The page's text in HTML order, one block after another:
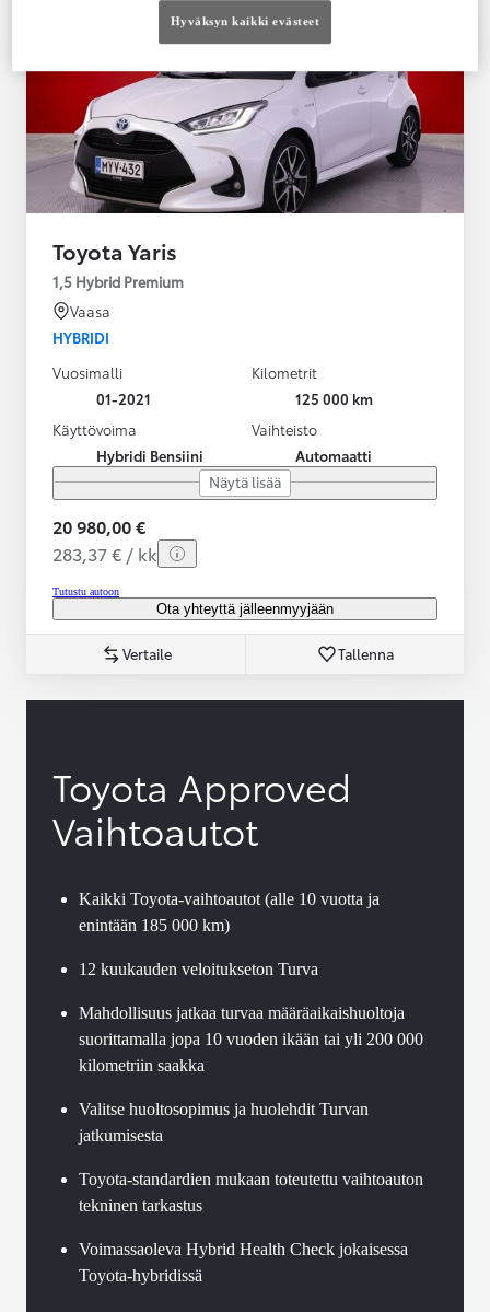
Toyota Yaris
1,5 Hybrid Premium
Vaasa
HYBRIDI
Vuosimalli
01-2021
Kilometrit
125 000 km
Käyttövoima
Hybridi Bensiini
Vaihteisto
Automaatti
Näytä lisää
20 980,00 €
283,37 € / kk
Tutustu autoon
Ota yhteyttä jälleenmyyjään
Vertaile Tallenna
Toyota Approved
Vaihtoautot
Kaikki Toyota-vaihtoautot (alle 10 vuotta ja
enintään 185 000 km)
12 kuukauden veloitukseton Turva
Mahdollisuus jatkaa turvaa määräaikaishuoltoja
suorittamalla jopa 10 vuoden ikään tai yli 200 000
kilometriin saakka
Valitse huoltosopimus ja huolehdit Turvan
jatkumisesta
Toyota-standardien mukaan toteutettu vaihtoauton
tekninen tarkastus
Voimassaoleva Hybrid Health Check jokaisessa
Toyota-hybridissä
Hyväksyn kaikki evästeet